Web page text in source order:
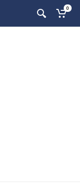
0